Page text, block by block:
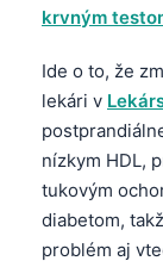
krvným
Ide o to, že
lekári v
nízkym HDL,
tukovým
diabetom,
problém aj